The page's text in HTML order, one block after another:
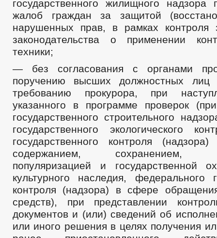
государственного жилищного надзора
жалоб граждан за защитой
нарушенных прав, в рамках контроля
законодательства о применении
техники;
— без согласования с органами
поручению высших должностных лиц
требованию прокурора, при
указанного в программе проверок
государственного строительного
государственного экологического
государственного контроля
содержанием, сохранением,
популяризацией и государственной
культурного наследия, федерального
контроля (надзора) в сфере
средств), при представлении
документов и (или) сведений об
или иного решения в целях получения